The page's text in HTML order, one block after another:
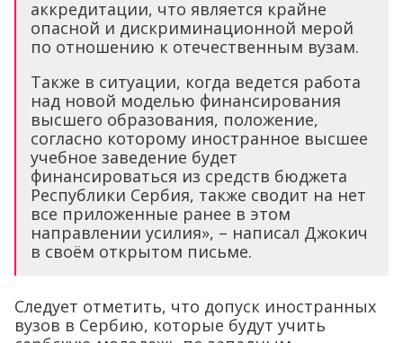
аккредитации, что является крайне
опасной и дискриминационной мерой
по отношению к отечественным вузам.
Также в ситуации, когда ведется работа
над новой моделью финансирования
высшего образования, положение,
согласно которому иностранное высшее
учебное заведение будет
финансироваться из средств бюджета
Республики Сербия, также сводит на нет
все приложенные ранее в этом
направлении усилия», – написал Джокич
в своём открытом письме.
Следует отметить, что допуск иностранных
вузов в Сербию, которые будут учить